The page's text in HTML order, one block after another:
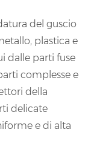
del guscio
plastica e
dalle parti fuse
complesse e
della
delicate
e di alta